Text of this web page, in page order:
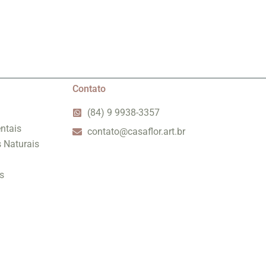
Naturais
Contato
(84) 9 9938-3357
contato@casaflor.art.br